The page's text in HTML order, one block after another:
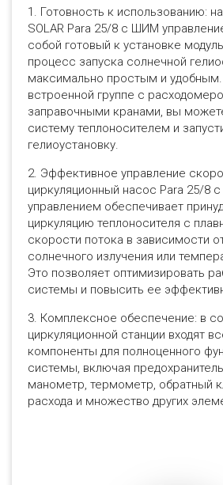
1. Готовность к использованию:
SOLAR Para 25/8 с ШИМ
собой готовый к установке
процесс запуска солнечной
максимально простым и удобным.
встроенной группе с
заправочными кранами, вы
систему теплоносителем и
гелиоустановку.
2. Эффективное управление
циркуляционный насос Para 25/8
управлением обеспечивает
циркуляцию теплоносителя с
скорости потока в зависимости
солнечного излучения или
Это позволяет оптимизировать
системы и повысить ее
3. Комплексное обеспечение: в
циркуляционной станции входят
компоненты для полноценного
системы, включая
манометр, термометр, обратный
расхода и множество других